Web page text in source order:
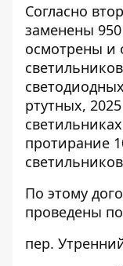
Согласно
заменены
осмотрены и
ртутных,
протирание
По этому
проведены
пер.